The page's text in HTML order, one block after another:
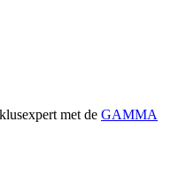
met de GAMMA